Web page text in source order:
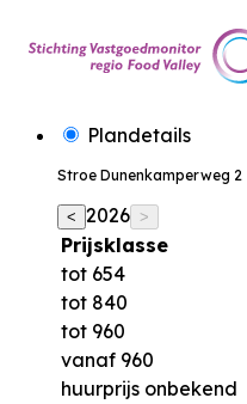
Plandetails
Stroe Dunenkamperweg 2
< 2026 >
Prijsklasse
tot 654
tot 840
tot 960
vanaf 960
huurprijs onbekend